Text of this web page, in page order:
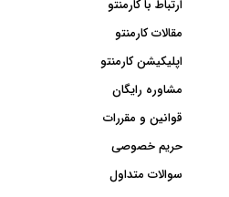
از مشاوره
کمک
بسیار گسترده و
بدون مشورت با
رویارویی با این
ارتباط با کارمنتو
مقالات کارمنتو
اپلیکیشن کارمنتو
مشاوره رایگان
قوانین و مقررات
حریم خصوصی
سوالات متداول